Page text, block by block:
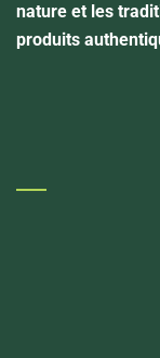
nature et les
produits